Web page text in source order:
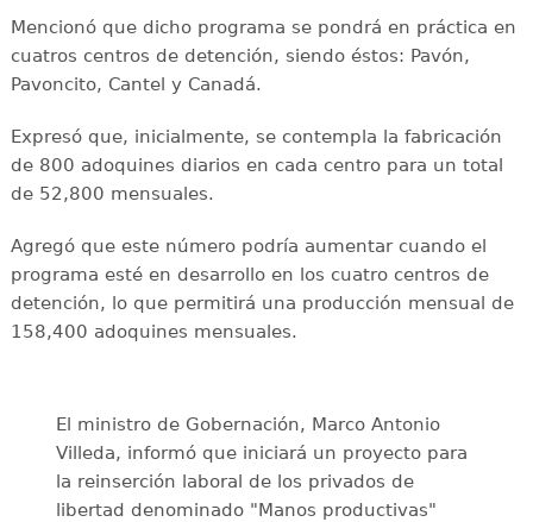
Mencionó que dicho programa se pondrá en práctica en
cuatros centros de detención, siendo éstos: Pavón,
Pavoncito, Cantel y Canadá.
Expresó que, inicialmente, se contempla la fabricación
de 800 adoquines diarios en cada centro para un total
de 52,800 mensuales.
Agregó que este número podría aumentar cuando el
programa esté en desarrollo en los cuatro centros de
detención, lo que permitirá una producción mensual de
158,400 adoquines mensuales.
El ministro de Gobernación, Marco Antonio
Villeda, informó que iniciará un proyecto para
la reinserción laboral de los privados de
libertad denominado "Manos productivas"